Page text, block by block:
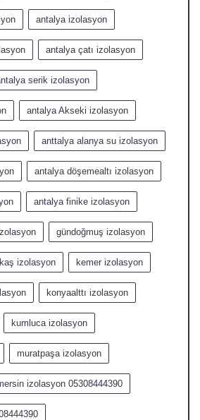
antalya izolasyon
antalya çatı izolasyon
serik izolasyon
antalya Akseki izolasyon
anttalya alanya su izolasyon
antalya döşemealtı izolasyon
antalya finike izolasyon
gündoğmuş izolasyon
kaş izolasyon kemer izolasyon
konyaalttı izolasyon
kumluca izolasyon
muratpaşa izolasyon
izolasyon 05308444390